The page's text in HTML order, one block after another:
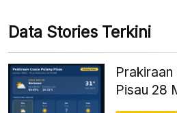
Data Stories Terkini
Prakiraan
Pisau 28